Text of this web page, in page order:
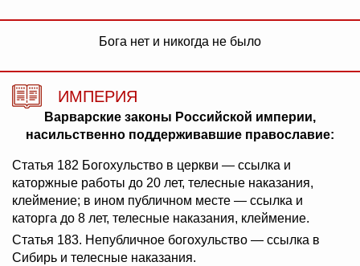
Бога нет и никогда не было
ИМПЕРИЯ
Варварские законы Российской империи,
насильственно поддерживавшие православие:
Статья 182 Богохульство в церкви — ссылка и
каторжные работы до 20 лет, телесные наказания,
клеймение; в ином публичном месте — ссылка и
каторга до 8 лет, телесные наказания, клеймение.
Статья 183. Непубличное богохульство — ссылка в
Сибирь и телесные наказания.